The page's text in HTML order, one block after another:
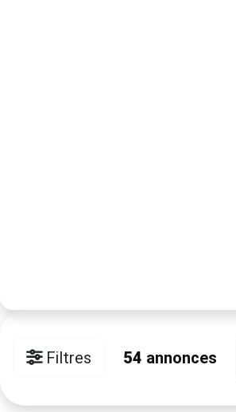
Filtres 54 annonces